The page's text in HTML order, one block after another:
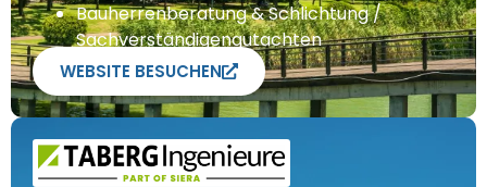
Bauherrenberatung & Schlichtung /
Sachverständigengutachten
WEBSITE BESUCHEN